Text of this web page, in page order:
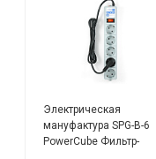
Электрическая
мануфактура SPG-B-6
PowerCube Фильтр-